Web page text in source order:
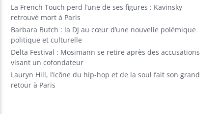
La French Touch perd l’une de ses figures : Kavinsky
retrouvé mort à Paris
Barbara Butch : la DJ au cœur d’une nouvelle polémique
politique et culturelle
Delta Festival : Mosimann se retire après des accusations
visant un cofondateur
Lauryn Hill, l’icône du hip-hop et de la soul fait son grand
retour à Paris